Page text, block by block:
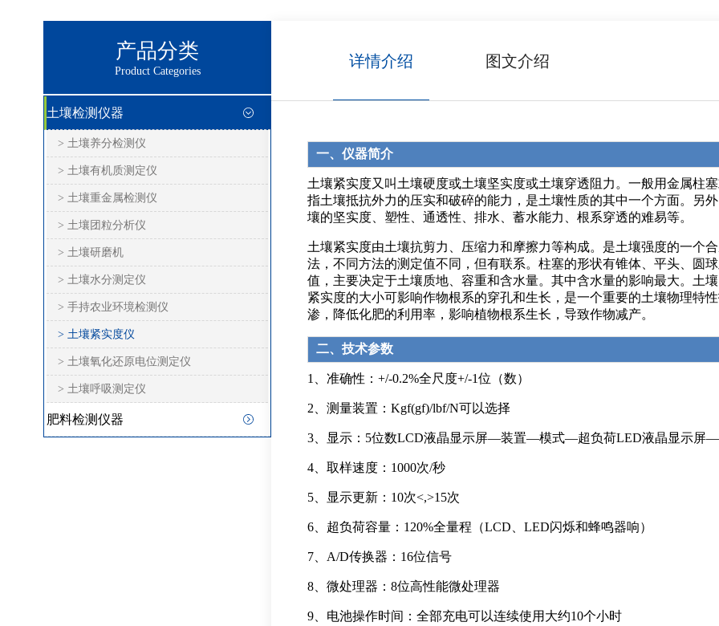
产品分类
Product Categories
土壤检测仪器
> 土壤养分检测仪
> 土壤有机质测定仪
> 土壤重金属检测仪
> 土壤团粒分析仪
> 土壤研磨机
> 土壤水分测定仪
> 手持农业环境检测仪
> 土壤紧实度仪
> 土壤氧化还原电位测定仪
> 土壤呼吸测定仪
肥料检测仪器
详情介绍 图文介绍
一、仪器简介
土壤紧实度又叫土壤硬度或土壤坚实度或土壤穿透阻力。一般用金属柱
指土壤抵抗外力的压实和破碎的能力，是土壤性质的其中一个方面。另
壤的坚实度、塑性、通透性、排水、蓄水能力、根系穿透的难易等。
土壤紧实度由土壤抗剪力、压缩力和摩擦力等构成。是土壤强度的一个
法，不同方法的测定值不同，但有联系。柱塞的形状有锥体、平头、圆
值，主要决定于土壤质地、容重和含水量。其中含水量的影响最大。土
紧实度的大小可影响作物根系的穿孔和生长，是一个重要的土壤物理特
渗，降低化肥的利用率，影响植物根系生长，导致作物减产。
二、技术参数
1、准确性：+/-0.2%全尺度+/-1位（数）
2、测量装置：Kgf(gf)/lbf/N可以选择
3、显示：5位数LCD液晶显示屏—装置—模式—超负荷LED液晶显示屏—
4、取样速度：1000次/秒
5、显示更新：10次<,>15次
6、超负荷容量：120%全量程（LCD、LED闪烁和蜂鸣器响）
7、A/D传换器：16位信号
8、微处理器：8位高性能微处理器
9、电池操作时间：全部充电可以连续使用大约10个小时